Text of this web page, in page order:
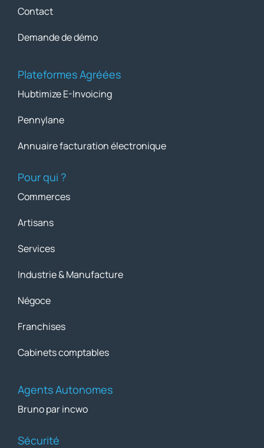
Contact
Demande de démo
Plateformes Agréées
Hubtimize E-Invoicing
Pennylane
Annuaire facturation électronique
Pour qui ?
Commerces
Artisans
Services
Industrie & Manufacture
Négoce
Franchises
Cabinets comptables
Agents Autonomes
Bruno par incwo
Sécurité